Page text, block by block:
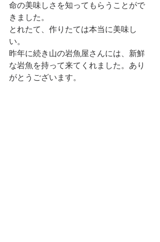
命の美味しさを知ってもらうことがで
きました。
とれたて、作りたては本当に美味し
い。
昨年に続き山の岩魚屋さんには、新鮮
な岩魚を持って来てくれました。あり
がとうございます。